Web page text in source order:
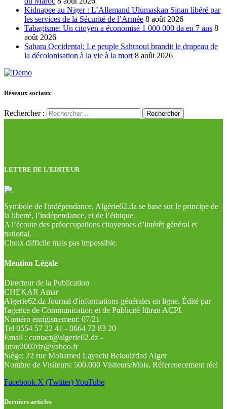
Kidnapee au Niger : L’Allemand Ulumaskan Sinan libéré par
les services de la Sécurité de l’Armée 8 août 2026
Tabagisme: Un citoyen a économisé 1 000 000 da en 7 ans 8
août 2026
Sahara Occidental: Le peuple Sahraoui brandit le drapeau de
la décolonisation à la vie à la mort 8 août 2026
Réseaux sociaux
Rechercher :
LETTRE DE L’EDITEUR
Symbole de l'indépendance, Algérie62.dz se base sur le principe de
la liberté, l’indépendance, et de l’éthique.
A l’écoute des préoccupations citoyennes d’intérêt général et
national.
Choix difficile mais pas impossible.
Mention Légale
Directeur de la Publication
CHEKAR Amar
Algerie62.dz Journal d'informations générales en ligne. Édité par
l'agence de Communication et de Publicité Ithran ACPI.
Numéro enrigistrement: 07/21
Tel 0554 57 22 41 - 0664 72 83 20
Email : contact@algerie62.dz -
amar2002dz@yahoo.fr
Siège: 22 rue Mohamed Layachi Belouizdad Alger
Nombre de Visiteurs: 500.000 Visiteurs/Mois. Réferenecement réel
Facebook X (Twitter)YouTube
Derniers articles